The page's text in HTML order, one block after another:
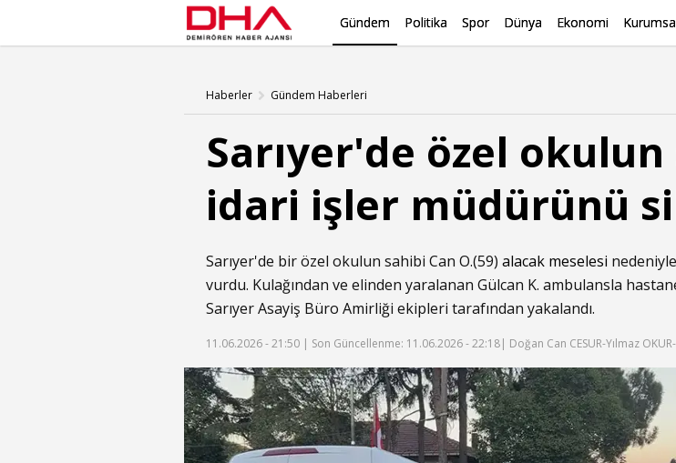
Gündem Politika Spor Dünya Ekonomi
Haberler Gündem Haberleri
Sarıyer'de özel okulun
idari işler müdürünü
Sarıyer'de bir özel okulun sahibi Can O.(59) alacak meselesi
vurdu. Kulağından ve elinden yaralanan Gülcan K. ambulansla
Sarıyer Asayiş Büro Amirliği ekipleri tarafından yakalandı.
11.06.2026 - 21:50 | Son Güncellenme: 11.06.2026 - 22:18| Doğan Can CESUR-Yılmaz